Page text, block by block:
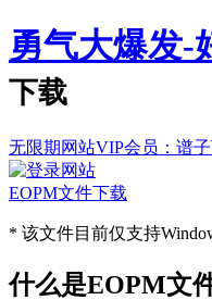
勇气大爆发-
下载
无限期网站VIP会员：谱子
EOPM文件下载
* 该文件目前仅支持
什么是EOPM文